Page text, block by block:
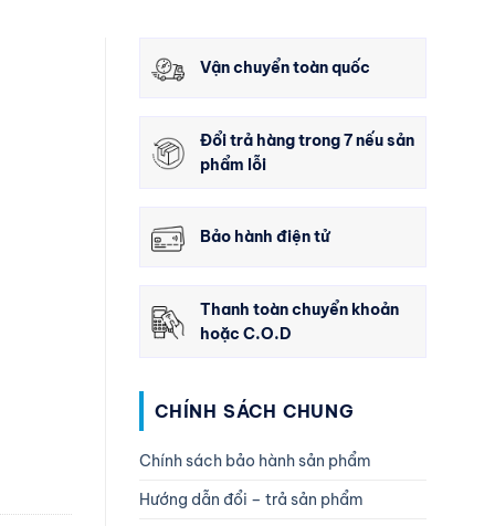
Vận chuyển toàn quốc
Đổi trả hàng trong 7 nếu sản
phẩm lỗi
Bảo hành điện tử
Thanh toàn chuyển khoản
hoặc C.O.D
CHÍNH SÁCH CHUNG
Chính sách bảo hành sản phẩm
Hướng dẫn đổi – trả sản phẩm